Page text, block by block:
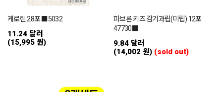
케로린 28포 ■5032
11.24 달러
(15,995 원)
파브론 키즈 감기과립(미립) 12포
47730■
9.84 달러
(14,002 원) (sold out)